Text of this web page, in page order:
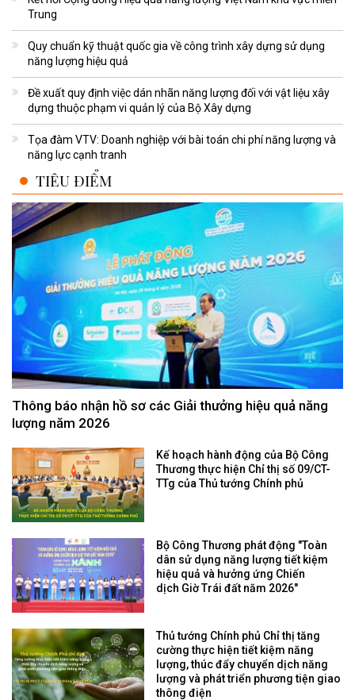
Trung
Quy chuẩn kỹ thuật quốc gia về công trình xây dựng sử dụng
năng lượng hiệu quả
Đề xuất quy định việc dán nhãn năng lượng đối với vật liệu xây
dựng thuộc phạm vi quản lý của Bộ Xây dựng
Tọa đàm VTV: Doanh nghiệp với bài toán chi phí năng lượng và
năng lực cạnh tranh
TIÊU ĐIỂM
Thông báo nhận hồ sơ các Giải thưởng hiệu quả năng
lượng năm 2026
Kế hoạch hành động của Bộ Công
Thương thực hiện Chỉ thị số 09/CT-
TTg của Thủ tướng Chính phủ
Bộ Công Thương phát động "Toàn
dân sử dụng năng lượng tiết kiệm
hiệu quả và hưởng ứng Chiến
dịch Giờ Trái đất năm 2026"
Thủ tướng Chính phủ Chỉ thị tăng
cường thực hiện tiết kiệm năng
lượng, thúc đẩy chuyển dịch năng
lượng và phát triển phương tiện giao
thông điện